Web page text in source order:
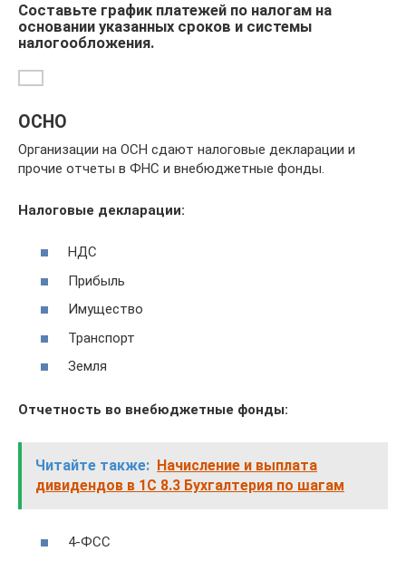
Составьте график платежей по налогам на
основании указанных сроков и системы
налогообложения.
ОСНО
Организации на ОСН сдают налоговые декларации и
прочие отчеты в ФНС и внебюджетные фонды.
Налоговые декларации:
НДС
Прибыль
Имущество
Транспорт
Земля
Отчетность во внебюджетные фонды:
Читайте также: Начисление и выплата
дивидендов в 1С 8.3 Бухгалтерия по шагам
4-ФСС